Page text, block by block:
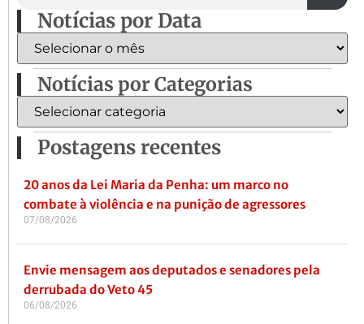
Notícias por Data
Notícias por Categorias
Postagens recentes
20 anos da Lei Maria da Penha: um marco no
combate à violência e na punição de agressores
07/08/2026
Envie mensagem aos deputados e senadores pela
derrubada do Veto 45
06/08/2026